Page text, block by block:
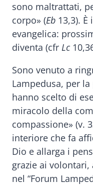
sono maltrattati,
corpo» (Eb 13,3).
evangelica:
diventa (cfr Lc
Sono venuto a
Lampedusa, per
hanno scelto di
miracolo della
compassione» (v.
interiore che fa
Dio e allarga i
grazie ai
nel “Forum